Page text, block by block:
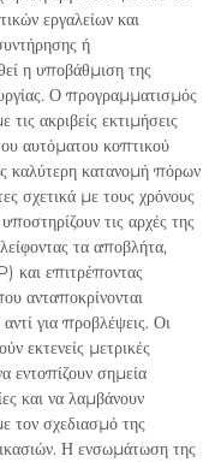
εργαλείων και
ή
η υποβάθμιση της
Ο προγραμματισμός
ακριβείς εκτιμήσεις
αυτόματου κοπτικού
καλύτερη κατανομή πόρων
σχετικά με τους χρόνους
τις αρχές της
τα αποβλήτα,
και επιτρέποντας
ανταποκρίνονται
για προβλέψεις. Οι
εκτενείς μετρικές
εντοπίζουν σημεία
και να λαμβάνουν
τον σχεδιασμό της
Η ενσωμάτωση της